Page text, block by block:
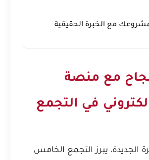
مع الخبرة الحقيقية
مع منصة
في التجمع
الجديدة، يبرز التجمع الخامس